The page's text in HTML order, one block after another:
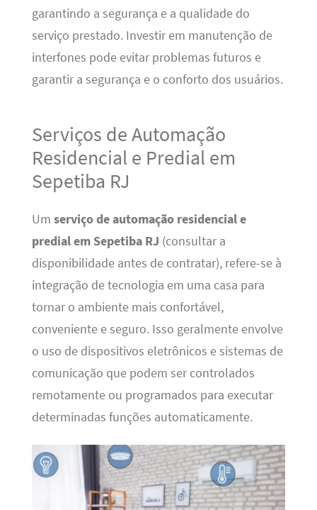
garantindo a segurança e a qualidade do
serviço prestado. Investir em manutenção de
interfones pode evitar problemas futuros e
garantir a segurança e o conforto dos usuários.
Serviços de Automação
Residencial e Predial em
Sepetiba RJ
Um serviço de automação residencial e
predial em Sepetiba RJ (consultar a
disponibilidade antes de contratar), refere-se à
integração de tecnologia em uma casa para
tornar o ambiente mais confortável,
conveniente e seguro. Isso geralmente envolve
o uso de dispositivos eletrônicos e sistemas de
comunicação que podem ser controlados
remotamente ou programados para executar
determinadas funções automaticamente.